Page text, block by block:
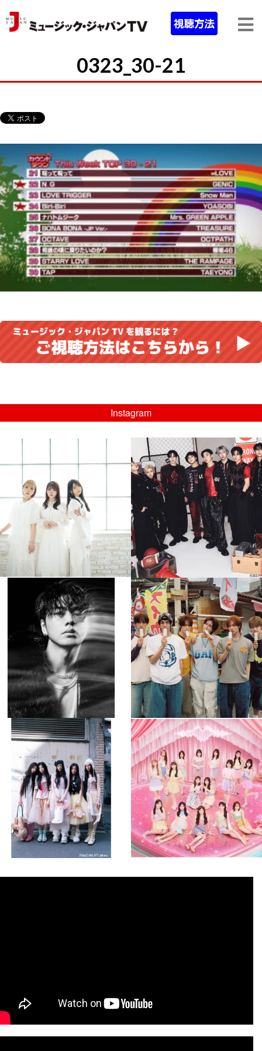
0323_30-21
Instagram
💡8/5(水)特番放送！
...
8月 4
4 0
musicjapantv
💡08/05(水)23:00特番放送！
...
8月 4
4 0
musicjapantv
💡8月特番放送決定！
...
8月 4
608 0
musicjapantv
💡8月特番放送決定！
...
8月 4
6 0
musicjapantv
💡8月特番放送決定！
8月 4
2 0
musicjapantv
💡8月特番放送決定！
...
8月 4
2 0